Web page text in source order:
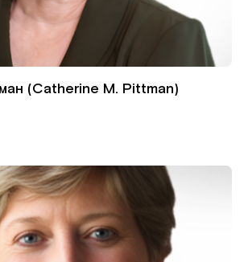
(Catherine M. Pittman)